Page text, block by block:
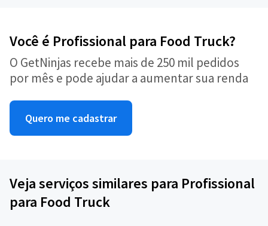
Você é Profissional para Food Truck?
O GetNinjas recebe mais de 250 mil pedidos
por mês e pode ajudar a aumentar sua renda
Quero me cadastrar
Veja serviços similares para Profissional
para Food Truck